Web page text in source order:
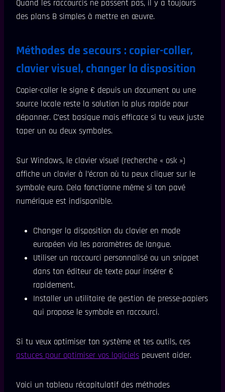
Quand les raccourcis ne passent pas, il y a toujours
des plans B simples à mettre en œuvre.
Méthodes de secours : copier-coller,
clavier visuel, changer la disposition
Copier-coller le signe € depuis un document ou une
source locale reste la solution la plus rapide pour
dépanner. C’est basique mais efficace si tu veux juste
taper un ou deux symboles.
Sur Windows, le clavier visuel (recherche « osk »)
affiche un clavier à l’écran où tu peux cliquer sur le
symbole euro. Cela fonctionne même si ton pavé
numérique est indisponible.
Changer la disposition du clavier en mode
européen via les paramètres de langue.
Utiliser un raccourci personnalisé ou un snippet
dans ton éditeur de texte pour insérer €
rapidement.
Installer un utilitaire de gestion de presse-papiers
qui propose le symbole en raccourci.
Si tu veux optimiser ton système et tes outils, ces
astuces pour optimiser vos logiciels peuvent aider.
Voici un tableau récapitulatif des méthodes